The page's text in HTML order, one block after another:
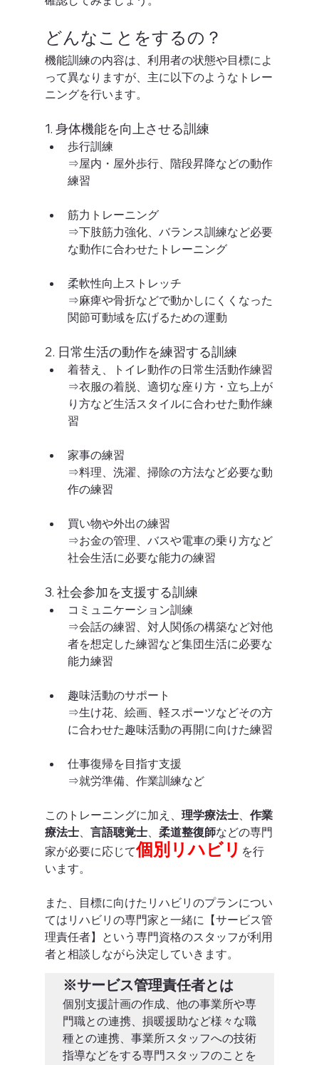
どんなことをするの？
機能訓練の内容は、利用者の状態や目標によ
って異なりますが、主に以下のようなトレー
ニングを行います。
1. 身体機能を向上させる訓練
歩行訓練
⇒屋内・屋外歩行、階段昇降などの動作
練習
筋力トレーニング
⇒下肢筋力強化、バランス訓練など必要
な動作に合わせたトレーニング
柔軟性向上ストレッチ
⇒麻痺や骨折などで動かしにくくなった
関節可動域を広げるための運動
2. 日常生活の動作を練習する訓練
着替え、トイレ動作の日常生活動作練習
⇒衣服の着脱、適切な座り方・立ち上が
り方など生活スタイルに合わせた動作練
習
家事の練習
⇒料理、洗濯、掃除の方法など必要な動
作の練習
買い物や外出の練習
⇒お金の管理、バスや電車の乗り方など
社会生活に必要な能力の練習
3. 社会参加を支援する訓練
コミュニケーション訓練
⇒会話の練習、対人関係の構築など対他
者を想定した練習など集団生活に必要な
能力練習
趣味活動のサポート
⇒生け花、絵画、軽スポーツなどその方
に合わせた趣味活動の再開に向けた練習
仕事復帰を目指す支援
⇒就労準備、作業訓練など
このトレーニングに加え、 理学療法士、 作業
療法士、 言語聴覚士、 柔道整復師などの専門
家が必要に応じて個別リハビリ を行
います。
また、目標に向けたリハビリのプランについ
てはリハビリの専門家と一緒に【サービス管
理責任者】という専門資格のスタッフが利用
者と相談しながら決定していきます。
※サービス管理責任者とは
個別支援計画の作成、他の事業所や専
門職との連携、損暖援助など様々な職
種との連携、事業所スタッフへの技術
指導などをする専門スタッフのことを